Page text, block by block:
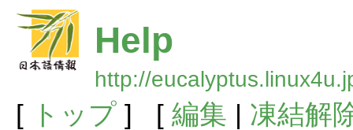
Help
http://
[ トップ] [ 編集 | 凍結解